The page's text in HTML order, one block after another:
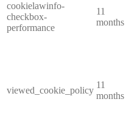
cookielawinfo-
checkbox-
performance
11
months
viewed_cookie_policy
11
months